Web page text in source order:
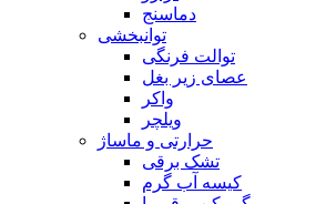
دماسنج
توانبخشی
توالت فرنگی
عصای زیر بغل
واکر
ویلچر
حرارتی و ماساژ
تشک برقی
کیسه آب گرم